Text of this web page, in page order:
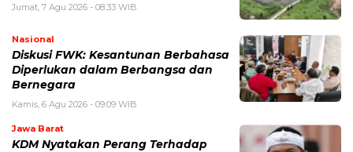
Jumat, 7 Agu 2026 - 08:33 WIB
Nasional
Diskusi FWK: Kesantunan Berbahasa
Diperlukan dalam Berbangsa dan
Bernegara
Kamis, 6 Agu 2026 - 09:09 WIB
Jawa Barat
KDM Nyatakan Perang Terhadap